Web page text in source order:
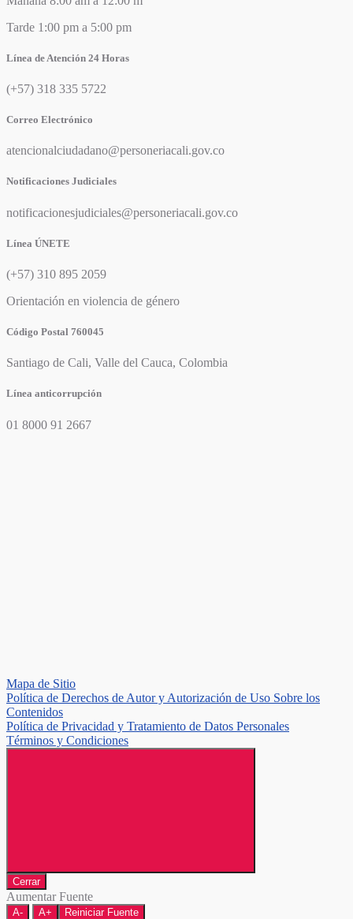
Tarde 1:00 pm a 5:00 pm
Línea de Atención 24 Horas
(+57) 318 335 5722
Correo Electrónico
atencionalciudadano@personeriacali.gov.co
Notificaciones Judiciales
notificacionesjudiciales@personeriacali.gov.co
Línea ÚNETE
(+57) 310 895 2059
Orientación en violencia de género
Código Postal 760045
Santiago de Cali, Valle del Cauca, Colombia
Línea anticorrupción
01 8000 91 2667
Mapa de Sitio
Política de Derechos de Autor y Autorización de Uso Sobre los
Contenidos
Política de Privacidad y Tratamiento de Datos Personales
Términos y Condiciones
Cerrar
Aumentar Fuente
A- A+ Reiniciar Fuente